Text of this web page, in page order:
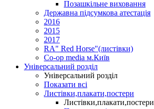
Позашкільне виховання
Державна підсумкова атестація
2016
2015
2017
RA" Red Horse"(листівки)
Co-op media м.Київ
Універсальний розділ
Універсальний розділ
Показати всі
Листівки,плакати,постери
Листівки,плакати,постери